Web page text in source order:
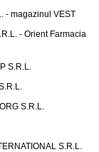
- magazinul VEST
- Orient Farmacia
S.R.L.
S.R.L.
S.R.L.